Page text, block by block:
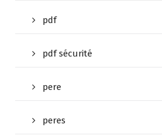
pdf
pdf sécurité
pere
peres